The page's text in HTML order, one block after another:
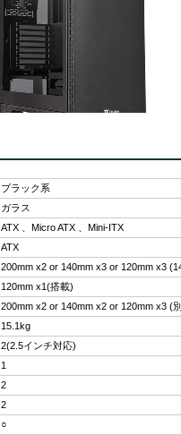
ブラック系
ガラス
ATX 、Micro ATX 、Mini-ITX
ATX
200mm x2 or 140mm x3 or 120mm x3
120mm x1(搭載)
200mm x2 or 140mm x2 or 120mm x3 (
15.1kg
2(2.5インチ対応)
1
2
2
○